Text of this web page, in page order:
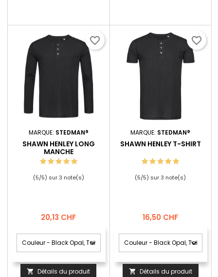
MARQUE: STEDMAN®
SHAWN HENLEY LONG
MANCHE
(5/5) sur3 note(s)
Prix
20,13 CHF
 Détails du produit
favorite_border
MARQUE: STEDMAN®
SHAWN HENLEY T-SHIRT
(5/5) sur3 note(s)
Prix
16,50 CHF
 Détails du produit
favorite_border